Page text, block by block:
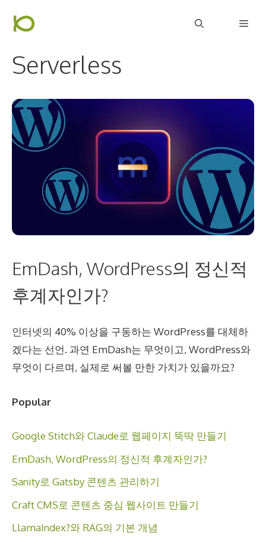
Serverless
EmDash, WordPress의 정신적
후계자인가?
인터넷의 40% 이상을 구동하는 WordPress를 대체하
겠다는 선언. 과연 EmDash는 무엇이고, WordPress와
무엇이 다르며, 실제로 써볼 만한 가치가 있을까요?
Popular
Google Stitch와 Claude로 웹페이지 뚝딱 만들기
EmDash, WordPress의 정신적 후계자인가?
Sanity로 Gatsby 콘텐츠 관리하기
Craft CMS로 콘텐츠 중심 웹사이트 만들기
LlamaIndex?와 RAG의 기본 개념